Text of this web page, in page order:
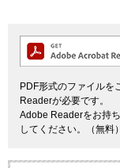
PDF形式のファイルを
Readerが必要です。
Adobe Readerをお持
してください。（無料）